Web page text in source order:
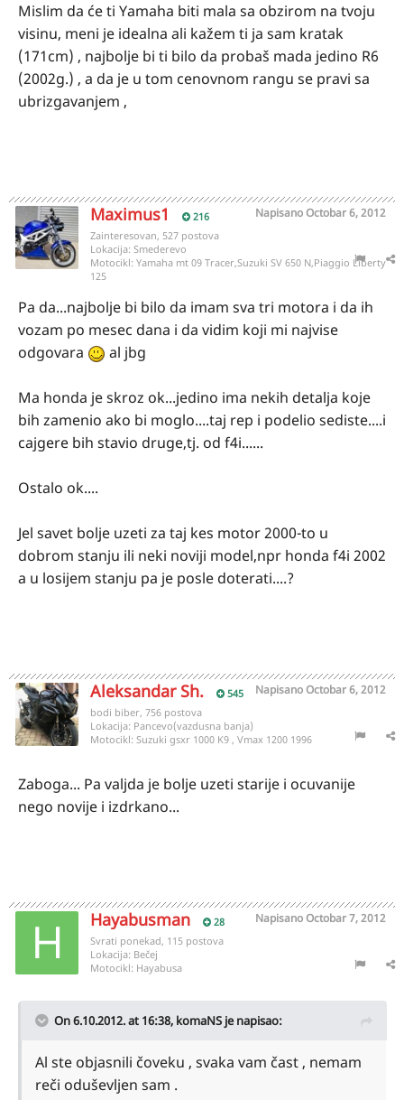
Mislim da će ti Yamaha biti mala sa obzirom na tvoju
visinu, meni je idealna ali kažem ti ja sam kratak
(171cm) , najbolje bi ti bilo da probaš mada jedino R6
(2002g.) , a da je u tom cenovnom rangu se pravi sa
ubrizgavanjem ,
Maximus1 216 NapisanoOctobar 6, 2012
Zainteresovan, 527 postova
Lokacija: Smederevo
Motocikl: Yamaha mt 09 Tracer,Suzuki SV 650 N,Piaggio Liberty
125
Pa da...najbolje bi bilo da imam sva tri motora i da ih
vozam po mesec dana i da vidim koji mi najvise
odgovara
al jbg
Ma honda je skroz ok...jedino ima nekih detalja koje
bih zamenio ako bi moglo....taj rep i podelio sediste....i
cajgere bih stavio druge,tj. od f4i......
Ostalo ok....
Jel savet bolje uzeti za taj kes motor 2000-to u
dobrom stanju ili neki noviji model,npr honda f4i 2002
a u losijem stanju pa je posle doterati....?
Aleksandar Sh. 545 NapisanoOctobar 6, 2012
bodi biber, 756 postova
Lokacija: Pancevo(vazdusna banja)
Motocikl: Suzuki gsxr 1000 K9 , Vmax 1200 1996
Zaboga... Pa valjda je bolje uzeti starije i ocuvanije
nego novije i izdrkano...
Hayabusman 28 NapisanoOctobar 7, 2012
Svrati ponekad, 115 postova
Lokacija: Bečej
Motocikl: Hayabusa
On 6.10.2012. at 16:38, komaNS je napisao:
Al ste objasnili čoveku , svaka vam čast , nemam
reči oduševljen sam .